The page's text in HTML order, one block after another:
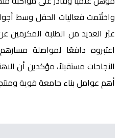
واختُتمت فعاليات الحفل وسط
عبّر العديد من الطلبة المكرمين
اعتبروه دافعًا لمواصلة
النجاحات مستقبلاً، مؤكدين أن
أهم عوامل بناء جامعة قوية